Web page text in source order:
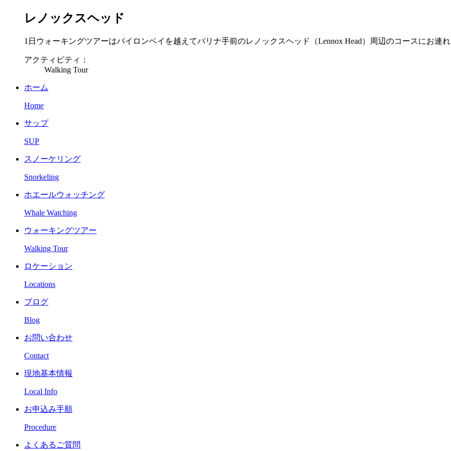
レノックスヘッド
1日ウォーキングツアーはバイロンベイを越えてバリナ手前のレノックスヘッド（Lennox Head）周辺のコースにお連れ
アクティビティ：
Walking Tour
ホーム
Home
サップ
SUP
スノーケリング
Snorkeling
ホエールウォッチング
Whale Watching
ウォーキングツアー
Walking Tour
ロケーション
Locations
ブログ
Blog
お問い合わせ
Contact
現地基本情報
Local Info
お申込み手順
Procedure
よくあるご質問